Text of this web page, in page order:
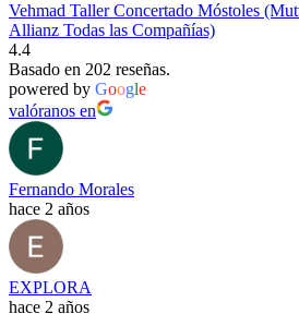
Vehmad Taller Concertado Móstoles
Allianz Todas las Compañías)
4.4
Basado en 202 reseñas.
powered by Google
valóranos en
Fernando Morales
hace 2 años
EXPLORA
hace 2 años